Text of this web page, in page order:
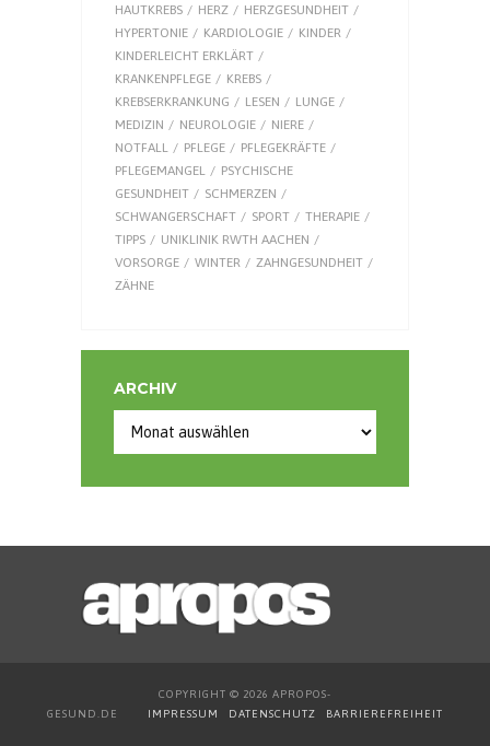
HAUTKREBS
HERZ
HERZGESUNDHEIT
HYPERTONIE
KARDIOLOGIE
KINDER
KINDERLEICHT ERKLÄRT
KRANKENPFLEGE
KREBS
KREBSERKRANKUNG
LESEN
LUNGE
MEDIZIN
NEUROLOGIE
NIERE
NOTFALL
PFLEGE
PFLEGEKRÄFTE
PFLEGEMANGEL
PSYCHISCHE
GESUNDHEIT
SCHMERZEN
SCHWANGERSCHAFT
SPORT
THERAPIE
TIPPS
UNIKLINIK RWTH AACHEN
VORSORGE
WINTER
ZAHNGESUNDHEIT
ZÄHNE
ARCHIV
COPYRIGHT © 2026 APROPOS-
GESUND.DE IMPRESSUM DATENSCHUTZ BARRIEREFREIHEIT